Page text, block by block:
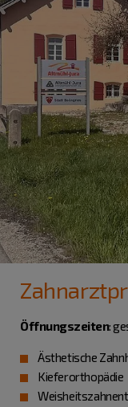
Öffnungszeiten:
Ästhetische
Kieferorthopädie